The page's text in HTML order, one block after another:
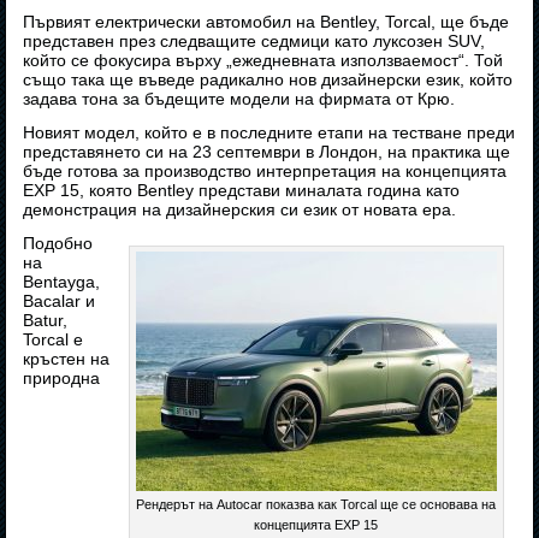
Първият електрически автомобил на Bentley, Torcal, ще бъде
представен през следващите седмици като луксозен SUV,
който се фокусира върху „ежедневната използваемост“. Той
също така ще въведе радикално нов дизайнерски език, който
задава тона за бъдещите модели на фирмата от Крю.
Новият модел, който е в последните етапи на тестване преди
представянето си на 23 септември в Лондон, на практика ще
бъде готова за производство интерпретация на концепцията
EXP 15, която Bentley представи миналата година като
демонстрация на дизайнерския си език от новата ера.
Рендерът на Autocar показва как Torcal ще се основава на
концепцията EXP 15
Подобно
на
Bentayga,
Bacalar и
Batur,
Torcal е
кръстен на
природна